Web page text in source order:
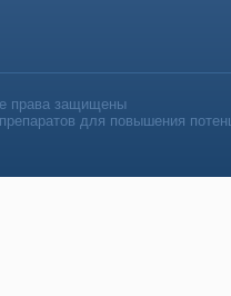
права защищены
для повышения